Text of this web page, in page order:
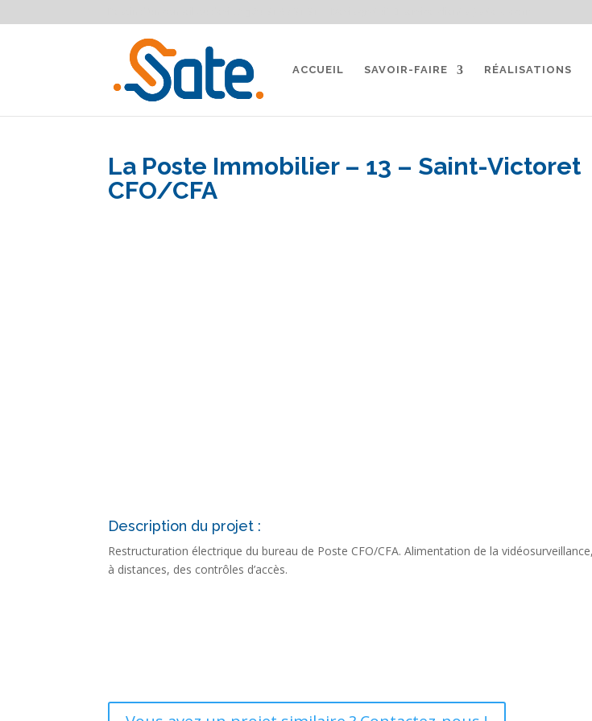
ACCUEIL SAVOIR-FAIRE RÉALISATIONS
La Poste Immobilier – 13 – Saint-Victoret
CFO/CFA
Description du projet :
Restructuration électrique du bureau de Poste CFO/CFA. Alimentation de la
à distances, des contrôles d’accès.